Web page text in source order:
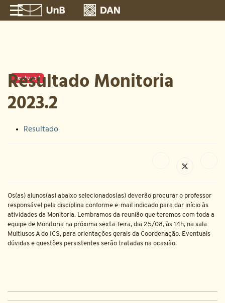
Featured
Resultado Monitoria
2023.2
Resultado
Os(as) alunos(as) abaixo selecionados(as) deverão procurar o professor
responsável pela disciplina conforme e-mail indicado para dar início às
atividades da Monitoria. Lembramos da reunião que teremos com toda a
equipe de Monitoria na próxima sexta-feira, dia 25/08, às 14h, na sala
Multiusos A do ICS, para orientações gerais da Coordenação. Eventuais
dúvidas e questões persistentes serão tratadas na ocasião.